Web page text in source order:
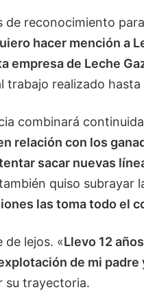
reconocimiento
hacer mención a
empresa de Leche
trabajo realizado hasta
combinará
relación con los
sacar nuevas
quiso
las toma todo el
de lejos. «Llevo 12
de mi padre
su trayectoria.